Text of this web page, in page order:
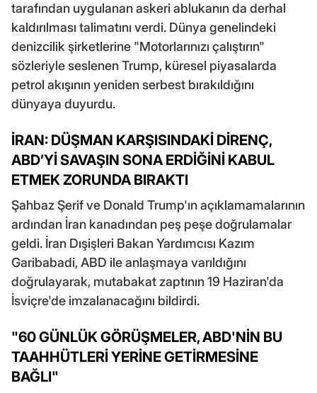
tarafından uygulanan askeri ablukanın da derhal
kaldırılması talimatını verdi. Dünya genelindeki
denizcilik şirketlerine "Motorlarınızı çalıştırın"
sözleriyle seslenen Trump, küresel piyasalarda
petrol akışının yeniden serbest bırakıldığını
dünyaya duyurdu.
İRAN: DÜŞMAN KARŞISINDAKİ DİRENÇ,
ABD’Yİ SAVAŞIN SONA ERDİĞİNİ KABUL
ETMEK ZORUNDA BIRAKTI
Şahbaz Şerif ve Donald Trump'ın açıklamamalarının
ardından İran kanadından peş peşe doğrulamalar
geldi. İran Dışişleri Bakan Yardımcısı Kazım
Garibabadi, ABD ile anlaşmaya varıldığını
doğrulayarak, mutabakat zaptının 19 Haziran'da
İsviçre'de imzalanacağını bildirdi.
"60 GÜNLÜK GÖRÜŞMELER, ABD'NİN BU
TAAHHÜTLERİ YERİNE GETİRMESİNE
BAĞLI"